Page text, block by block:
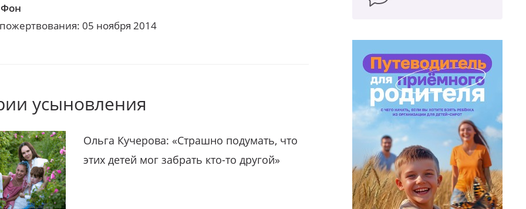
05 ноября 2014
усыновления
Ольга Кучерова: «Страшно подумать, что
этих детей мог забрать кто-то другой»